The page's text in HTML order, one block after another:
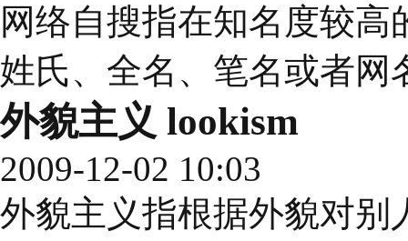
网络自搜指在知名度较
姓氏、全名、笔名或者网
外貌主义 lookism
2009-12-02 10:03
外貌主义指根据外貌对别